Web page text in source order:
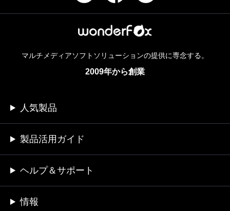
マルチメディアソフトソリューションの提供に専念する。
2009年から創業
人気製品
製品活用ガイド
ヘルプ＆サポート
情報